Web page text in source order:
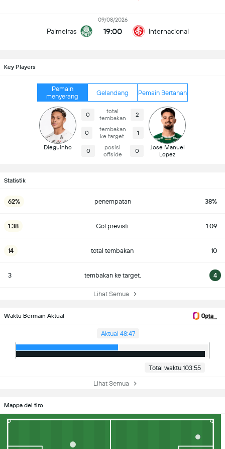
Palmeiras
09/08/2026
19:00 Internacional
Key Players
Pemain
menyerang
Gelandang Pemain Bertahan
Dieguinho
0
total
tembakan
2
0
tembakan
ke target.
1
0
posisi
offside
0
Jose Manuel
Lopez
Statistik
62% penempatan 38%
1.38 Gol previsti 1.09
14 total tembakan 10
3 tembakan ke target. 4
Lihat Semua
Waktu Bermain Aktual
Aktual 48:47
Total waktu 103:55
Lihat Semua
Mappa del tiro